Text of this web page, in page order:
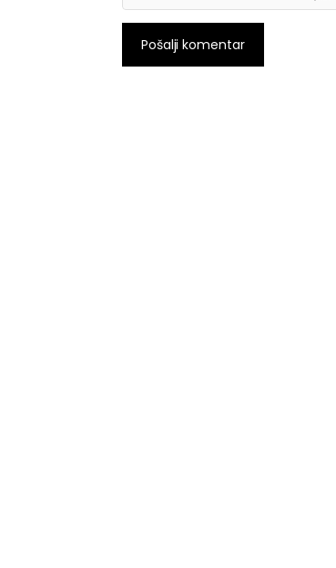
Pošalji komentar